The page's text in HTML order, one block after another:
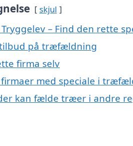
skjul
– Find den rette
på træfældning
firma selv
med speciale i
kan fælde træer i andre